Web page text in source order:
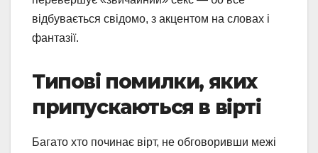
відбувається свідомо, з акцентом на словах і
фантазії.
Типові помилки, яких
припускаються в вірті
Багато хто починає вірт, не обговоривши межі